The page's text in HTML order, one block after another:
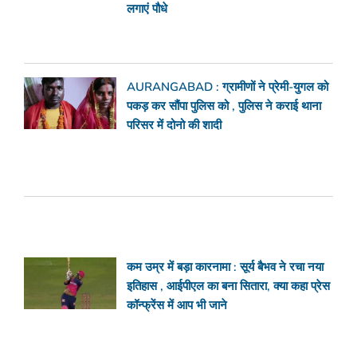
लगाएं पौधे
AURANGABAD : ग्रामीणों ने प्रेमी-युगल को
पकड़ कर सौंपा पुलिस को , पुलिस ने कराई थाना
परिसर में दोनो की शादी
कम उम्र में बड़ा कारनामा : सूर्य बैभव ने रचा नया
इतिहास , आईपीएल का बना सितारा, क्या कहा प्रेस
कॉन्फ्रेंस में आप भी जाने